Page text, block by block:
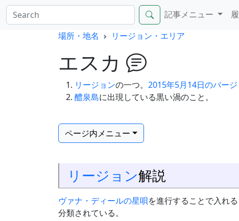
記事メニュー
場所・地名
リージョン・エリア
エスカ
リージョンの一つ。 2015年5月14日のバー
醴泉島に出現している黒い渦のこと。
ページ内メニュー
リージョン解説
ヴァナ・ディールの星唄を進行することで入れ
分類されている。